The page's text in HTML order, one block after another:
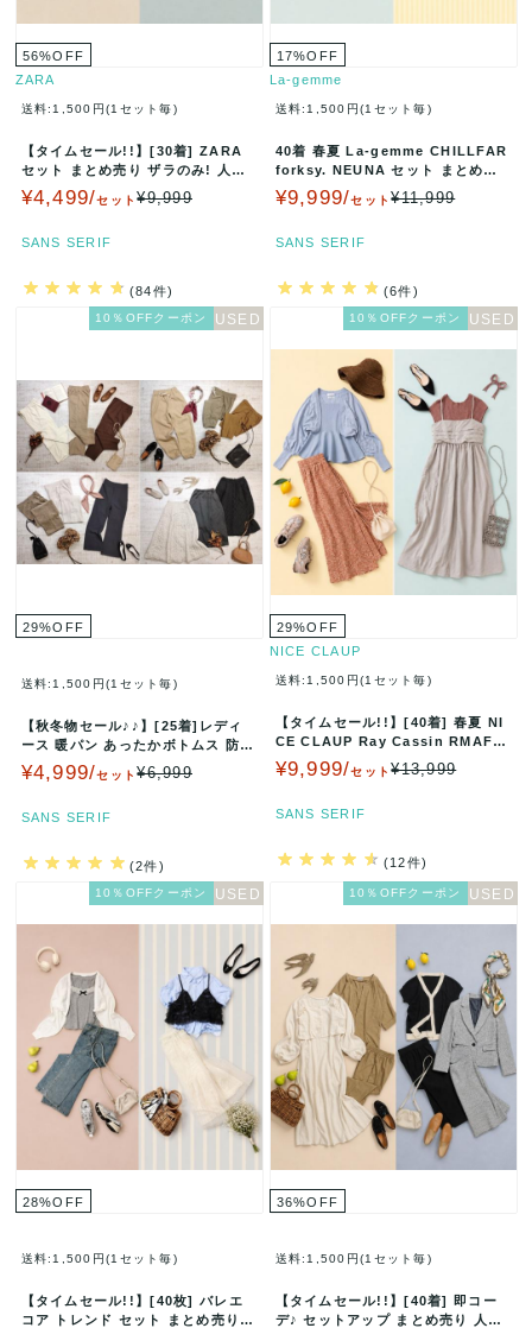
56%OFF
ZARA
送料:1,500円(1セット毎)
【タイムセール!!】[30着] ZARA
セット まとめ売り ザラのみ! 人気
ブランド シャツ ブ…
¥4,499/セット¥9,999
SANS SERIF
(84件)
17%OFF
La-gemme
送料:1,500円(1セット毎)
40着 春夏 La-gemme CHILLFAR
forksy. NEUNA セット まとめ売
り ラ…
¥9,999/セット¥11,999
SANS SERIF
(6件)
10％OFFクーポン
29%OFF
送料:1,500円(1セット毎)
【秋冬物セール♪♪】[25着]レディ
ース 暖パン あったかボトムス 防寒
パンツ スカート 裏起毛パン…
¥4,999/セット¥6,999
SANS SERIF
(2件)
10％OFFクーポン
29%OFF
NICE CLAUP
送料:1,500円(1セット毎)
【タイムセール!!】[40着] 春夏 NI
CE CLAUP Ray Cassin RMAF R
emi…
¥9,999/セット¥13,999
SANS SERIF
(12件)
10％OFFクーポン
28%OFF
送料:1,500円(1セット毎)
【タイムセール!!】[40枚] バレエ
コア トレンド セット まとめ売り
10％OFFクーポン
36%OFF
送料:1,500円(1セット毎)
【タイムセール!!】[40着] 即コー
デ♪ セットアップ まとめ売り 人気